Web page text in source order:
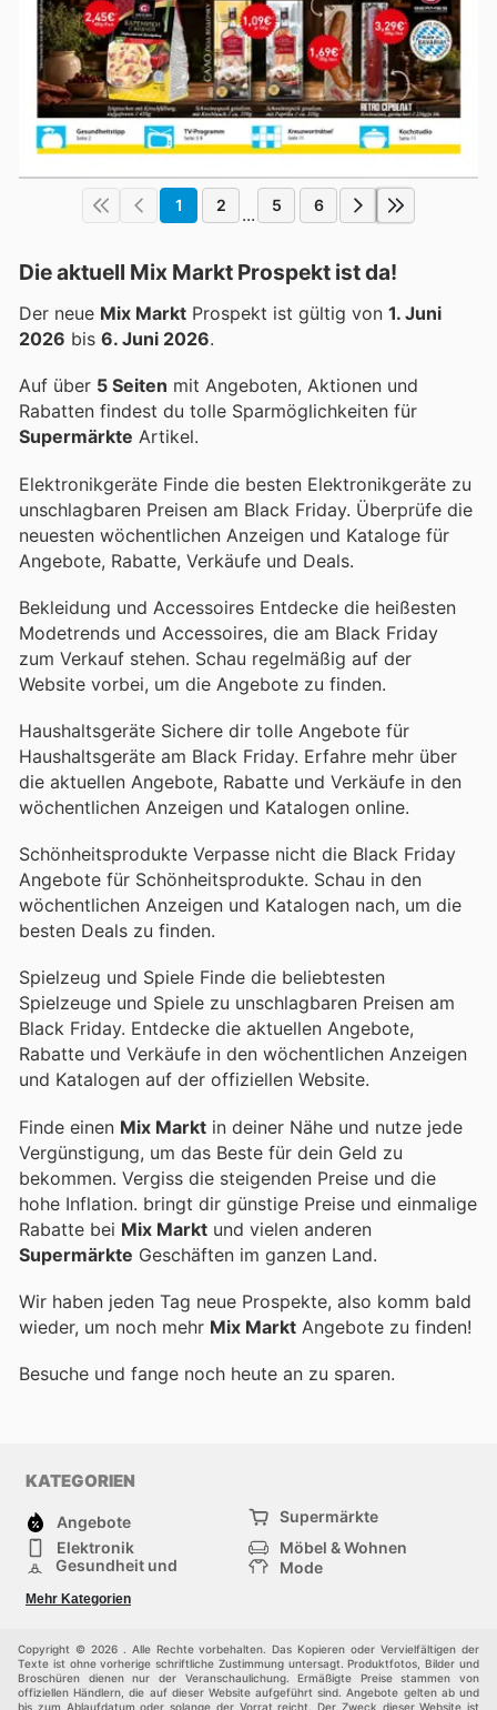
1 2 ... 5 6
Die aktuell Mix Markt Prospekt ist da!
Der neue Mix Markt Prospekt ist gültig von 1. Juni
2026 bis 6. Juni 2026.
Auf über 5 Seiten mit Angeboten, Aktionen und
Rabatten findest du tolle Sparmöglichkeiten für
Supermärkte Artikel.
Elektronikgeräte Finde die besten Elektronikgeräte zu
unschlagbaren Preisen am Black Friday. Überprüfe die
neuesten wöchentlichen Anzeigen und Kataloge für
Angebote, Rabatte, Verkäufe und Deals.
Bekleidung und Accessoires Entdecke die heißesten
Modetrends und Accessoires, die am Black Friday
zum Verkauf stehen. Schau regelmäßig auf der
Website vorbei, um die Angebote zu finden.
Haushaltsgeräte Sichere dir tolle Angebote für
Haushaltsgeräte am Black Friday. Erfahre mehr über
die aktuellen Angebote, Rabatte und Verkäufe in den
wöchentlichen Anzeigen und Katalogen online.
Schönheitsprodukte Verpasse nicht die Black Friday
Angebote für Schönheitsprodukte. Schau in den
wöchentlichen Anzeigen und Katalogen nach, um die
besten Deals zu finden.
Spielzeug und Spiele Finde die beliebtesten
Spielzeuge und Spiele zu unschlagbaren Preisen am
Black Friday. Entdecke die aktuellen Angebote,
Rabatte und Verkäufe in den wöchentlichen Anzeigen
und Katalogen auf der offiziellen Website.
Finde einen Mix Markt in deiner Nähe und nutze jede
Vergünstigung, um das Beste für dein Geld zu
bekommen. Vergiss die steigenden Preise und die
hohe Inflation. bringt dir günstige Preise und einmalige
Rabatte bei Mix Markt und vielen anderen
Supermärkte Geschäften im ganzen Land.
Wir haben jeden Tag neue Prospekte, also komm bald
wieder, um noch mehr Mix Markt Angebote zu finden!
Besuche und fange noch heute an zu sparen.
KATEGORIEN
Angebote
Supermärkte
Elektronik
Möbel & Wohnen
Gesundheit und
Mode
Sportartikel und
Sportbekleidung
Einkaufzentren
Andere
Mehr Kategorien
Copyright © 2026 . Alle Rechte vorbehalten. Das Kopieren oder Vervielfältigen der
Texte ist ohne vorherige schriftliche Zustimmung untersagt. Produktfotos, Bilder und
Broschüren dienen nur der Veranschaulichung. Ermäßigte Preise stammen von
offiziellen Händlern, die auf dieser Website aufgeführt sind. Angebote gelten ab und
bis zum Ablaufdatum oder solange der Vorrat reicht. Der Zweck dieser Website ist